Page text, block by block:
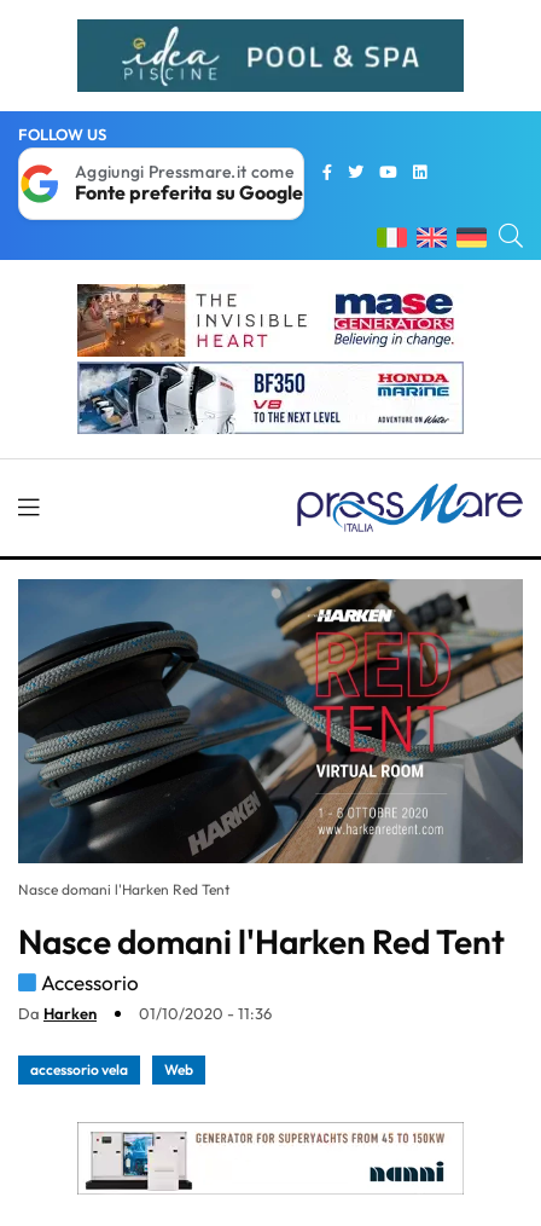
FOLLOW US
Aggiungi Pressmare.it come
Fonte preferita su Google
Nasce domani l'Harken Red Tent
Nasce domani l'Harken Red Tent
Accessorio
Da Harken 01/10/2020 - 11:36
accessorio vela Web